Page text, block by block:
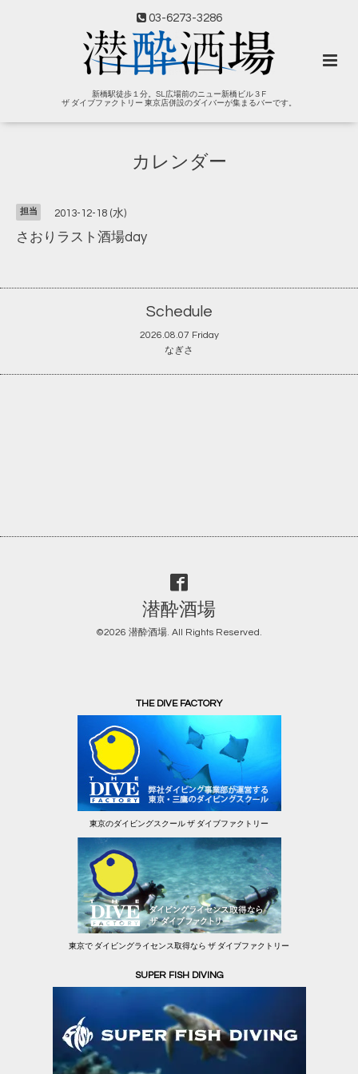
03-6273-3286
新橋駅徒歩１分。SL広場前のニュー新橋ビル３F
ザ ダイブファクトリー 東京店併設のダイバーが集まるバーです。
カレンダー
担当 2013-12-18 (水)
さおりラスト酒場day
Schedule
2026.08.07 Friday
なぎさ
潜酔酒場
©2026 潜酔酒場. All Rights Reserved.
THE DIVE FACTORY
東京のダイビングスクール ザ ダイブファクトリー
東京で ダイビングライセンス取得なら ザ ダイブファクトリー
SUPER FISH DIVING